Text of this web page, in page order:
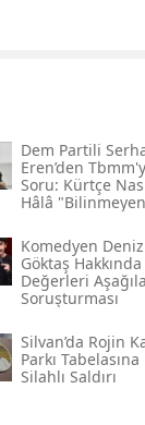
Dem Partili
Eren’den
Soru: Kürtçe
Hâlâ
Gerekçesi Nedir?"
Komedyen Deniz
Göktaş
Değerleri
Soruşturması
Silvan’da Rojin
Parkı Tabelasına
Silahlı Saldırı